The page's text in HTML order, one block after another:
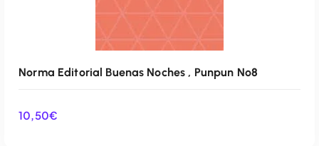
Norma Editorial Buenas Noches , Punpun Nº8
10,50€